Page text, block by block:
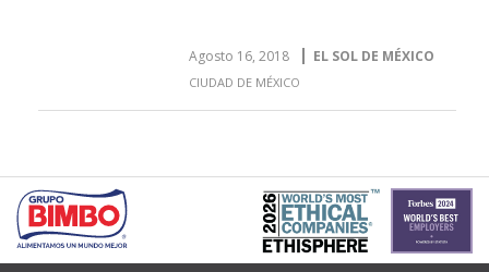
Agosto 16, 2018 EL SOL DE MÉXICO
CIUDAD DE MÉXICO